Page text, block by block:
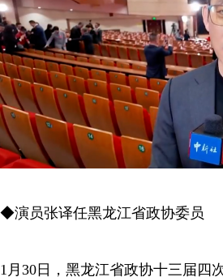
◆演员张译任黑龙江省政协委员
1月30日，黑龙江省政协十三届四